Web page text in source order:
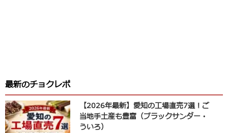
最新のチョクレポ
【2026年最新】愛知の工場直売7選！ご
当地手土産も豊富（ブラックサンダー・
ういろ）